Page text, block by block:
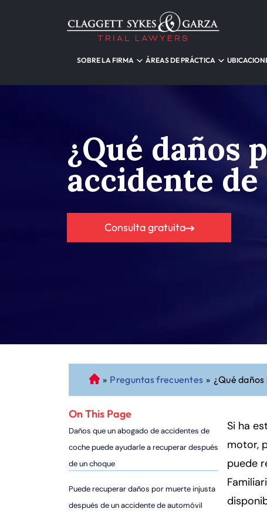
SOBRE LA FIRMA ÁREAS DE PRÁCTICA
¿Qué daños
accidente de
Consulta gratuita
A
b
o
d
o
» Preguntas frecuentes » ¿Qué
On This Page
Daños que un abogado de accidentes de
coche puede ayudarle a recuperar después
de un choque
Puede recuperar daños por muerte injusta
después de un accidente de automóvil
Si ha
motor,
puede